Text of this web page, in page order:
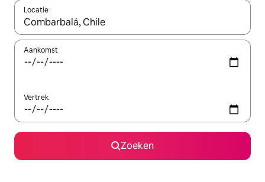
Locatie
Wanneer er suggesties beschikbaar zijn, maak je een keuze
Aankomst
Vertrek
Zoeken